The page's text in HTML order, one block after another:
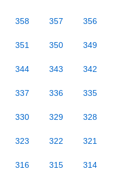
358 357 356
351 350 349
344 343 342
337 336 335
330 329 328
323 322 321
316 315 314